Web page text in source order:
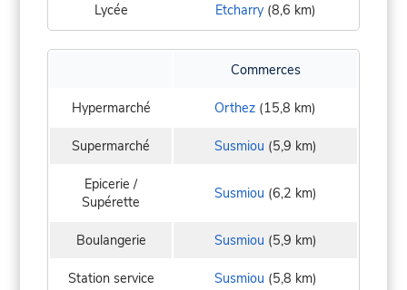
Lycée Etcharry(8,6 km)
Commerces
Hypermarché Orthez (15,8 km)
Supermarché Susmiou (5,9 km)
Epicerie /
Supérette
Susmiou (6,2 km)
Boulangerie Susmiou (5,9 km)
Station service Susmiou (5,8 km)